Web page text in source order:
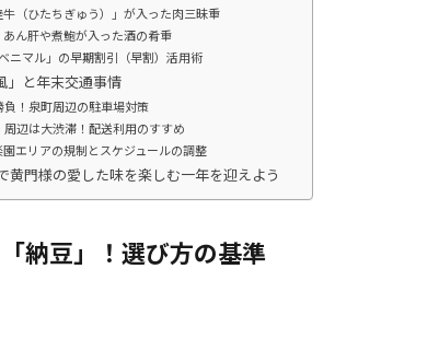
（ひたちぎゅう）」が入った肉三昧重
ん肝や煮鮑が入った酒の肴重
ニマル」の早期割引（早割）活用術
」と年末交通事情
！泉町周辺の駐車場対策
辺は大渋滞！配送利用のすすめ
エリアの規制とスケジュールの調整
黄門様の愛した味を楽しむ一年を迎えよう
納豆」！選び方の基準